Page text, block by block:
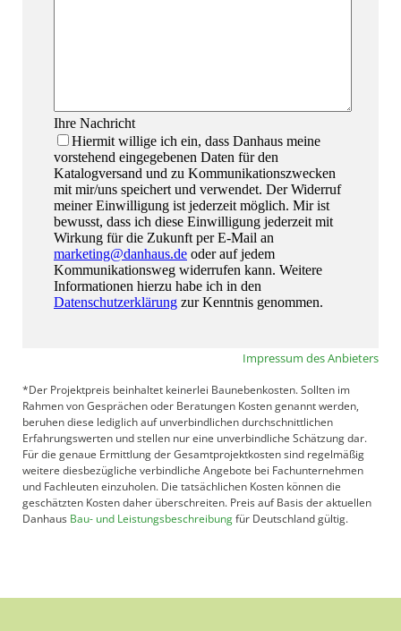
Impressum des Anbieters
*Der Projektpreis beinhaltet keinerlei Baunebenkosten. Sollten im
Rahmen von Gesprächen oder Beratungen Kosten genannt werden,
beruhen diese lediglich auf unverbindlichen durchschnittlichen
Erfahrungswerten und stellen nur eine unverbindliche Schätzung dar.
Für die genaue Ermittlung der Gesamtprojektkosten sind regelmäßig
weitere diesbezügliche verbindliche Angebote bei Fachunternehmen
und Fachleuten einzuholen. Die tatsächlichen Kosten können die
geschätzten Kosten daher überschreiten. Preis auf Basis der aktuellen
Danhaus Bau- und Leistungsbeschreibungfür Deutschland gültig.